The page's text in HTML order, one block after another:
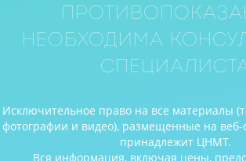
Необходима
Исключительное право на все материалы
фотографии и видео), размещенные на веб-
принадлежит ЦНМТ.
Вся информация, включая цены,